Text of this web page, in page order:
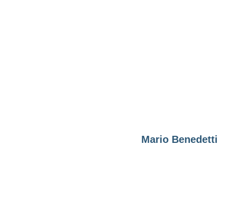
Mario Benedetti